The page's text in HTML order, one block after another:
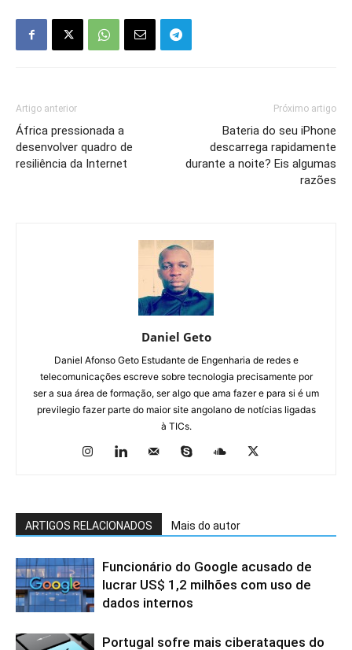
Artigo anterior
África pressionada a
desenvolver quadro de
resiliência da Internet
Próximo artigo
Bateria do seu iPhone
descarrega rapidamente
durante a noite? Eis algumas
razões
Daniel Geto
Daniel Afonso Geto Estudante de Engenharia de redes e
telecomunicações escreve sobre tecnologia precisamente por
ser a sua área de formação, ser algo que ama fazer e para si é um
previlegio fazer parte do maior site angolano de notícias ligadas
à TICs.
ARTIGOS RELACIONADOS Mais do autor
Funcionário do Google acusado de
lucrar US$ 1,2 milhões com uso de
dados internos
Portugal sofre mais ciberataques do